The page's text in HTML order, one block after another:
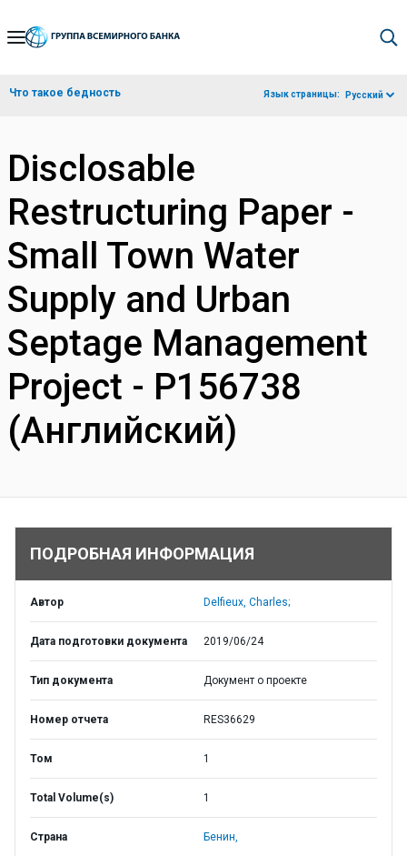
Skip
Navigation
Что такое бедность Язык страницы: Русский
Disclosable
Restructuring Paper -
Small Town Water
Supply and Urban
Septage Management
Project - P156738
(Английский)
ПОДРОБНАЯ ИНФОРМАЦИЯ
Автор Delfieux, Charles;
Дата подготовки документа 2019/06/24
Тип документа Документ о проекте
Номер отчета RES36629
Том 1
Total Volume(s) 1
Страна Бенин,